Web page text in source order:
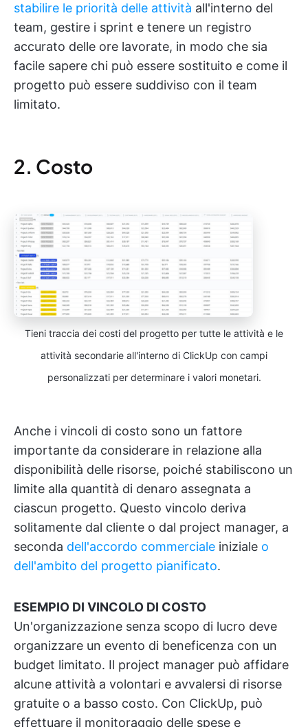
stabilire le priorità delle attività all'interno del
team, gestire i sprint e tenere un registro
accurato delle ore lavorate, in modo che sia
facile sapere chi può essere sostituito e come il
progetto può essere suddiviso con il team
limitato.
2. Costo
Tieni traccia dei costi del progetto per tutte le attività e le
attività secondarie all'interno di ClickUp con campi
personalizzati per determinare i valori monetari.
Anche i vincoli di costo sono un fattore
importante da considerare in relazione alla
disponibilità delle risorse, poiché stabiliscono un
limite alla quantità di denaro assegnata a
ciascun progetto. Questo vincolo deriva
solitamente dal cliente o dal project manager, a
seconda dell'accordo commerciale iniziale o
dell'ambito del progetto pianificato.
ESEMPIO DI VINCOLO DI COSTO
Un'organizzazione senza scopo di lucro deve
organizzare un evento di beneficenza con un
budget limitato. Il project manager può affidare
alcune attività a volontari e avvalersi di risorse
gratuite o a basso costo. Con ClickUp, può
effettuare il monitoraggio delle spese e